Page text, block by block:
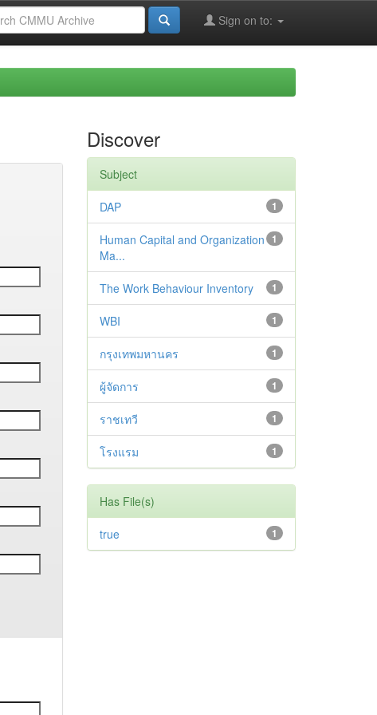
Sign on to:
Discover
Subject
1
DAP
1
Human Capital and Organization
Ma...
1
The Work Behaviour Inventory
1
WBI
1
กรุงเทพมหานคร
1
ผู้จัดการ
1
ราชเทวี
1
โรงแรม
Has File(s)
1
true